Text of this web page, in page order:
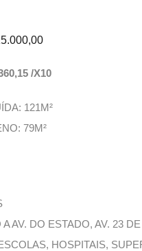
/X10
121M²
79M²
AV. DO ESTADO, AV. 23
HOSPITAIS,